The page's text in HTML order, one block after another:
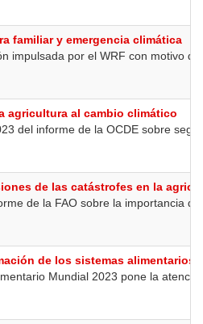
familiar y emergencia climática
impulsada por el WRF con motivo
agricultura al cambio climático
del informe de la OCDE sobre
de las catástrofes en la
de la FAO sobre la importancia
de los sistemas alimentarios
Mundial 2023 pone la